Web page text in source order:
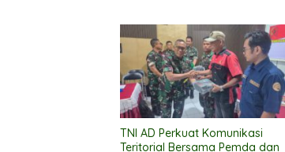
TNI AD Perkuat Komunikasi
Teritorial Bersama Pemda dan